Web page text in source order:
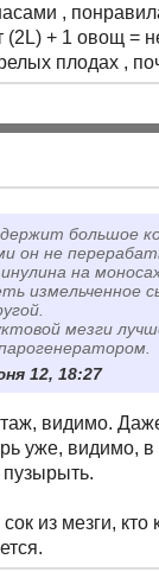
,
(2L) + 1 овощ =
плодах ,
большое
он не
на
измельченное
мезги
12, 18:27
видимо.
уже, видимо,
пузырыть.
из мезги, кто